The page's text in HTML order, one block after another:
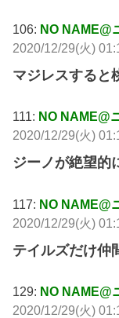
106: NO NAME@
2020/12/29(火)
マジレスすると
111: NO NAME@
2020/12/29(火)
ジーノが絶望的
117: NO NAME@
2020/12/29(火)
テイルズだけ仲
129: NO NAME@
2020/12/29(火)